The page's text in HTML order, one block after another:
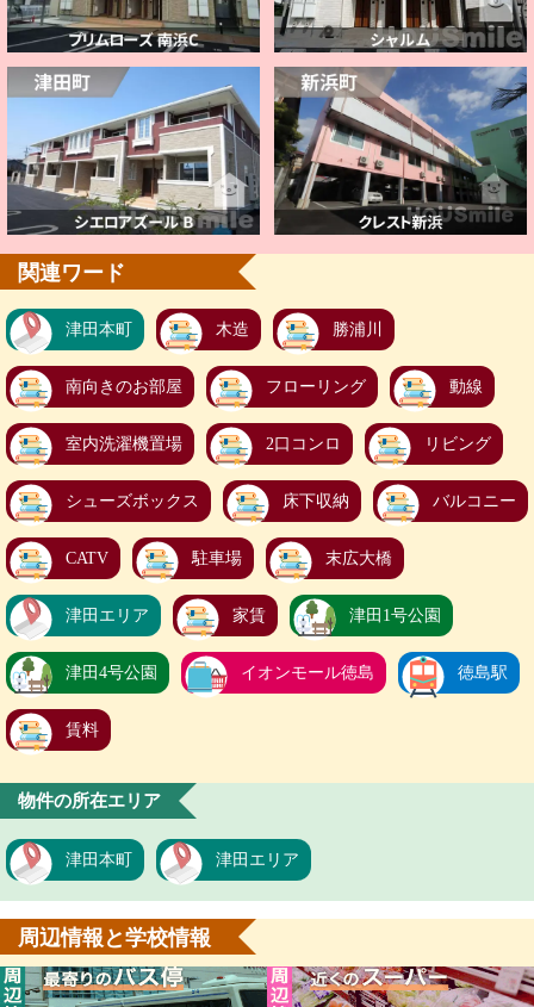
関連ワード
津田本町 木造 勝浦川
南向きのお部屋 フローリング 動線
室内洗濯機置場 2口コンロ リビング
シューズボックス 床下収納 バルコニー
CATV 駐車場 末広大橋
津田エリア 家賃 津田1号公園
津田4号公園 イオンモール徳島 徳島駅
賃料
物件の所在エリア
津田本町 津田エリア
周辺情報と学校情報